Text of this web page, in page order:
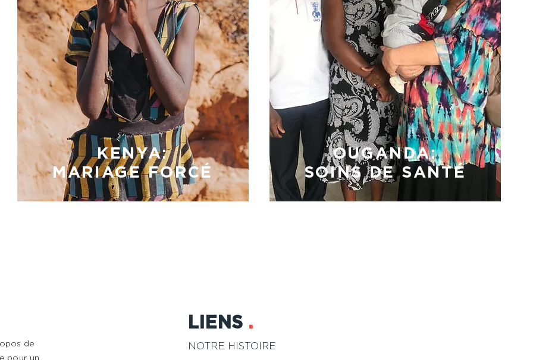
KENYA:
MARIAGE FORCÉ
OUGANDA:
SOINS DE SANTÉ
de
pour un
LIENS .
NOTRE HISTOIRE